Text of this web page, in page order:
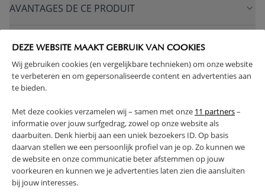
DEZE WEBSITE MAAKT GEBRUIK VAN COOKIES
Wij gebruiken cookies (en vergelijkbare technieken) om onze website
te verbeteren en om gepersonaliseerde content en advertenties aan
te bieden.
Met deze cookies verzamelen wij – samen met onze 11 partners–
informatie over jouw surfgedrag, zowel op onze website als
daarbuiten. Denk hierbij aan een uniek bezoekers ID. Op basis
daarvan stellen we een persoonlijk profiel van je op. Zo kunnen we
de website en onze communicatie beter afstemmen op jouw
voorkeuren en kunnen we je advertenties laten zien die aansluiten
bij jouw interesses.
AVANTAGES DE CE PRODUIT
FAQ
RETOURS
High-contrast mode
SOUVENT ACHETÉS ENSEMBLE